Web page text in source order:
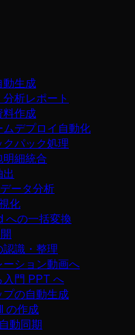
動生成
析レポート
料作成
デプロイ自動化
パック処理
細統合
ータ分析
化
への一括変換
識・整理
ション動画へ
入門 PPT へ
の自動生成
の作成
動同期